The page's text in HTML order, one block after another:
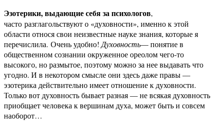
Эзотерики, выдающие себя за психологов,
часто разглагольствуют о «духовности», именно к этой
области относя свои неизвестные науке знания, которые я
перечислила. Очень удобно! Духовность— понятие в
общественном сознании окруженное ореолом чего-то
высокого, но размытое, поэтому можно за нее выдавать что
угодно. И в некотором смысле они здесь даже правы —
эзотерика действительно имеет отношение к духовности.
Только вот духовность бывает разная — не всякая духовность
приобщает человека к вершинам духа, может быть и совсем
наоборот…